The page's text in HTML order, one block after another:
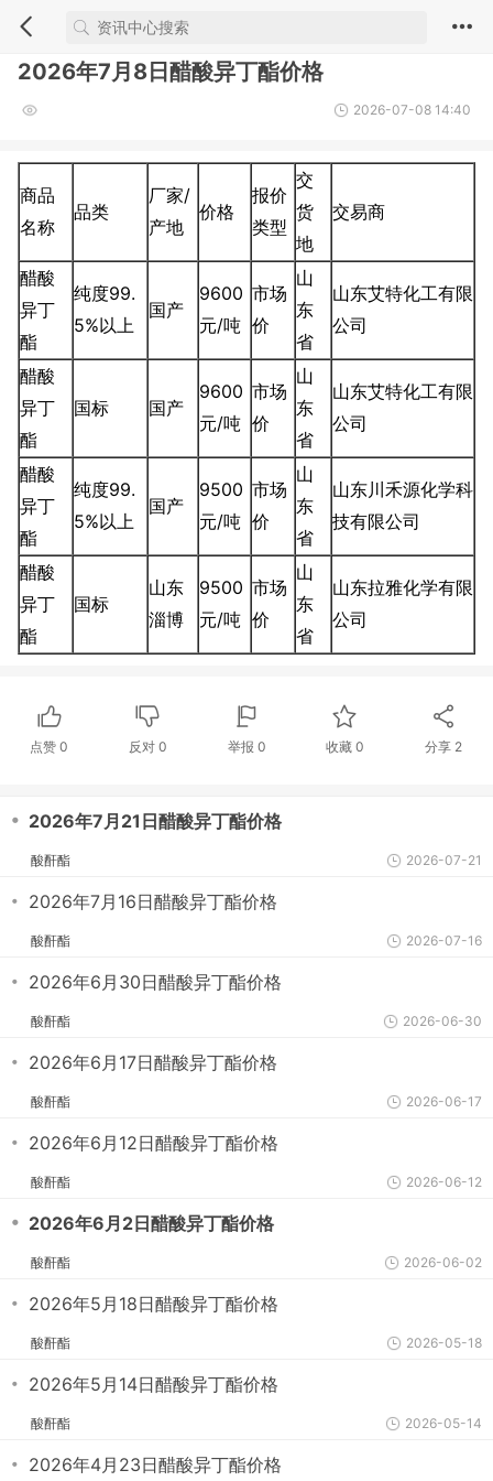
2026年7月8日醋酸异丁酯价格
2026-07-08 14:40
商品
名称
品类
厂家/
产地
价格
报价
类型
交
货
地
交易商
醋酸
异丁
酯
纯度99.
5%以上
国产
9600
元/吨
市场
价
山
东
省
山东艾特化工有限
公司
醋酸
异丁
酯
国标 国产
9600
元/吨
市场
价
山
东
省
山东艾特化工有限
公司
醋酸
异丁
酯
纯度99.
5%以上
国产
9500
元/吨
市场
价
山
东
省
山东川禾源化学科
技有限公司
醋酸
异丁
酯
国标
山东
淄博
9500
元/吨
市场
价
山
东
省
山东拉雅化学有限
公司
点赞0 反对 0 举报 0 收藏 0 分享 2
・ 2026年7月21日醋酸异丁酯价格
酸酐酯 2026-07-21
・ 2026年7月16日醋酸异丁酯价格
酸酐酯 2026-07-16
・ 2026年6月30日醋酸异丁酯价格
酸酐酯 2026-06-30
・ 2026年6月17日醋酸异丁酯价格
酸酐酯 2026-06-17
・ 2026年6月12日醋酸异丁酯价格
酸酐酯 2026-06-12
・ 2026年6月2日醋酸异丁酯价格
酸酐酯 2026-06-02
・ 2026年5月18日醋酸异丁酯价格
酸酐酯 2026-05-18
・ 2026年5月14日醋酸异丁酯价格
酸酐酯 2026-05-14
・ 2026年4月23日醋酸异丁酯价格